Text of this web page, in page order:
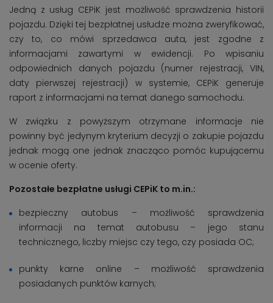
Jedną z usług CEPiK jest możliwość sprawdzenia historii
pojazdu. Dzięki tej bezpłatnej usłudze można zweryfikować,
czy to, co mówi sprzedawca auta, jest zgodne z
informacjami zawartymi w ewidencji. Po wpisaniu
odpowiednich danych pojazdu (numer rejestracji, VIN,
daty pierwszej rejestracji) w systemie, CEPiK generuje
raport z informacjami na temat danego samochodu.
W związku z powyższym otrzymane informacje nie
powinny być jedynym kryterium decyzji o zakupie pojazdu
jednak mogą one jednak znacząco pomóc kupującemu
w ocenie oferty.
Pozostałe bezpłatne usługi CEPiK to m.in.:
bezpieczny autobus – możliwość sprawdzenia
informacji na temat autobusu – jego stanu
technicznego, liczby miejsc czy tego, czy posiada OC;
punkty karne online – możliwość sprawdzenia
posiadanych punktów karnych;